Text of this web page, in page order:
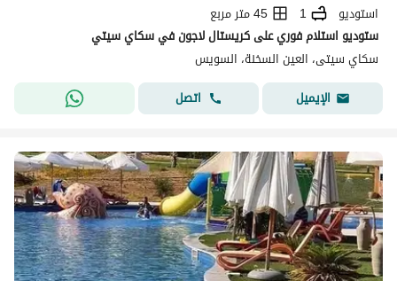
استوديو 1
45 متر مربع
ستوديو استلام فوري على كريستال لاجون في سكاي سيتي
سكاي سيتى، العين السخنة، السويس
الإيميل
اتصل